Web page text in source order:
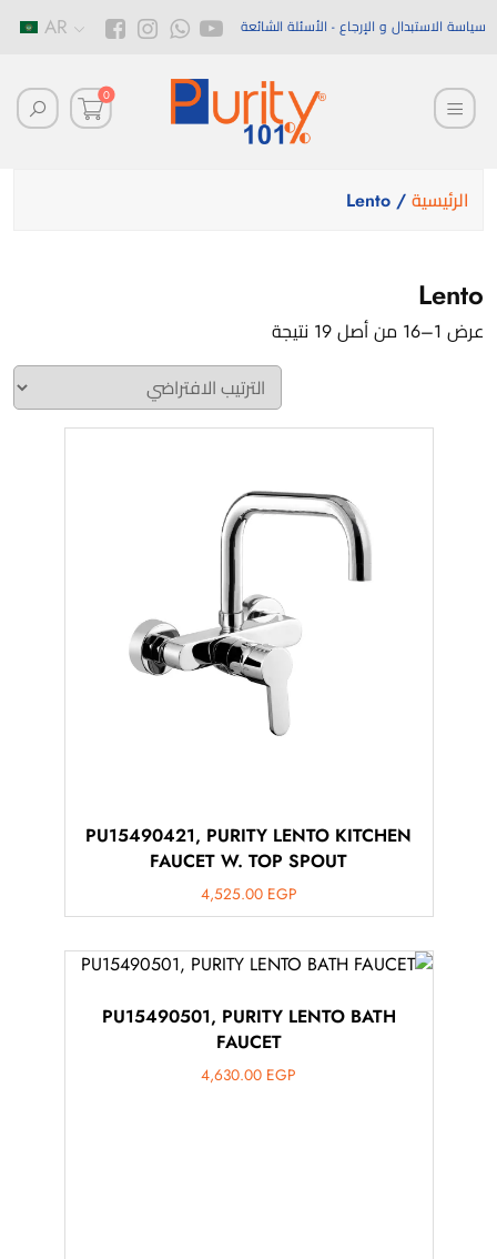
AR سياسة الاستبدال و الإرجاع الأسئلة الشائعة
0
الرئيسية / Lento
Lento
عرض 1–16 من أصل 19 نتيجة
PU15490421, PURITY LENTO KITCHEN
FAUCET W. TOP SPOUT
4,525.00 EGP
PU15490501, PURITY LENTO BATH
FAUCET
4,630.00 EGP
أهلاً بيك!
أنا ذكي مساعدك الرقمي